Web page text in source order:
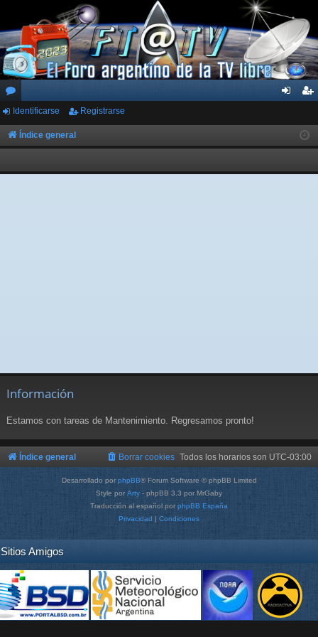
or
os
ar
ist
rs
Identificarse Registrarse
Índice general
Información
Estamos con tareas de Mantenimiento. Regresamos pronto!
Índice general Todos los horarios son UTC-03:00
Borrar cookies
Desarrollado por phpBB® Forum Software © phpBB Limited
Style por Arty - phpBB 3.3 por MrGaby
Traducción al español por phpBB España
Privacidad | Condiciones
Sitios Amigos